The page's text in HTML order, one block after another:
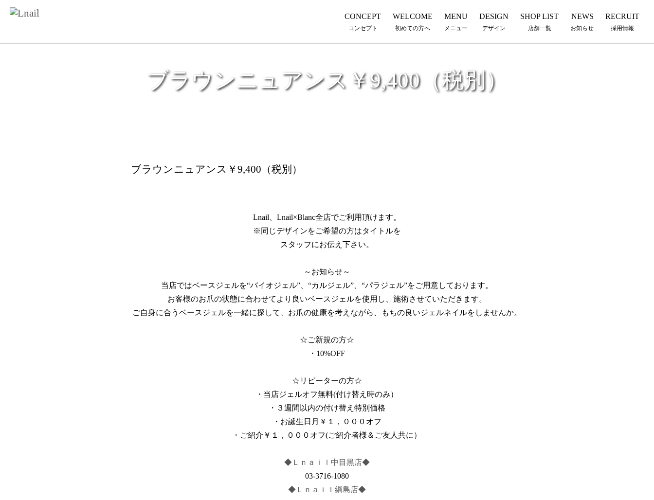
CONCEPT
コンセプト
WELCOME
初めての方へ
MENU
メニュー
DESIGN
デザイン
SHOP LIST
店舗一覧
NEWS
お知らせ
RECRUIT
採用情報
ブラウンニュアンス￥9,400（税別）
ブラウンニュアンス￥9,400（税別）
Lnail、Lnail×Blanc全店でご利用頂けます。
※同じデザインをご希望の方はタイトルを
スタッフにお伝え下さい。
～お知らせ～
当店ではベースジェルを“バイオジェル”、“カルジェル”、“パラジェル”をご用意しております。
お客様のお爪の状態に合わせてより良いベースジェルを使用し、施術させていただきます。
ご自身に合うベースジェルを一緒に探して、お爪の健康を考えながら、もちの良いジェルネイルをしませんか。
☆ご新規の方☆
・10%OFF
☆リピーターの方☆
・当店ジェルオフ無料(付け替え時のみ）
・３週間以内の付け替え特別価格
・お誕生日月￥１，０００オフ
・ご紹介￥１，０００オフ(ご紹介者様＆ご友人共に）
◆Ｌｎａｉｌ中目黒店◆
03-3716-1080
◆Ｌｎａｉｌ綱島店◆